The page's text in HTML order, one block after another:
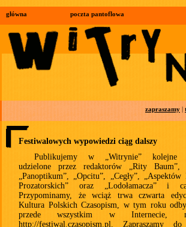
główna poczta pantoflowa
zapraszamy |
Festiwalowych wypowiedzi ciąg dalszy
Publikujemy w „Witrynie” kolejne
udzielone przez redaktorów „Rity Baum”,
„Panoptikum”, „Opcitu”, „Cegły”,
Prozatorskich” oraz „Lodołamacza” i
Przypominamy, że wciąż trwa czwarta
Kultura Polskich Czasopism, w tym roku
przede wszystkim w Internecie,
http://festiwal.czasopism.pl. Zapraszamy